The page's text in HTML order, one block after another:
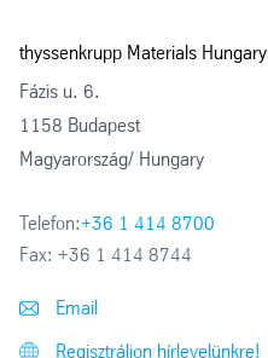
thyssenkrupp Materials Hungary
Fázis u. 6.
1158 Budapest
Magyarország/ Hungary
Telefon:+36 1 414 8700
Fax: +36 1 414 8744
Email
Regisztráljon hírlevelünkre!